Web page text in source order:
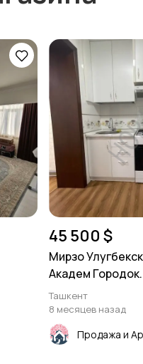
45 500 $
Мирзо
Академ
Ташкент
8 месяцев назад